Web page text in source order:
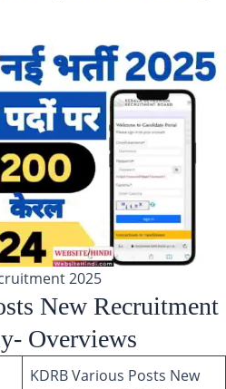
2025
New Recruitment
Overviews
KDRB Various Posts New